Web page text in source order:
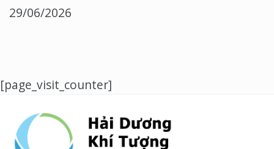
29/06/2026
[page_visit_counter]